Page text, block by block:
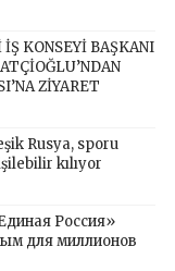
KONSEYİ BAŞKANI
ZİYARET
Rusya, sporu
kılıyor
Россия»
для миллионов